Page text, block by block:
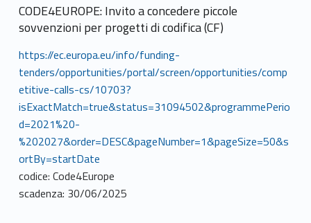
CODE4EUROPE: Invito a concedere piccole
sovvenzioni per progetti di codifica (CF)
https://ec.europa.eu/info/funding-
tenders/opportunities/portal/screen/opportunities/comp
etitive-calls-cs/10703?
isExactMatch=true&status=31094502&programmePerio
d=2021%20-
%202027&order=DESC&pageNumber=1&pageSize=50&s
ortBy=startDate
codice: Code4Europe
scadenza: 30/06/2025